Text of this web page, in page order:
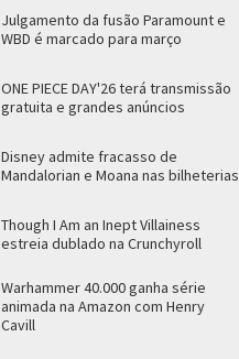
Julgamento da fusão Paramount e
WBD é marcado para março
ONE PIECE DAY'26 terá transmissão
gratuita e grandes anúncios
Disney admite fracasso de
Mandalorian e Moana nas bilheterias
Though I Am an Inept Villainess
estreia dublado na Crunchyroll
Warhammer 40.000 ganha série
animada na Amazon com Henry
Cavill